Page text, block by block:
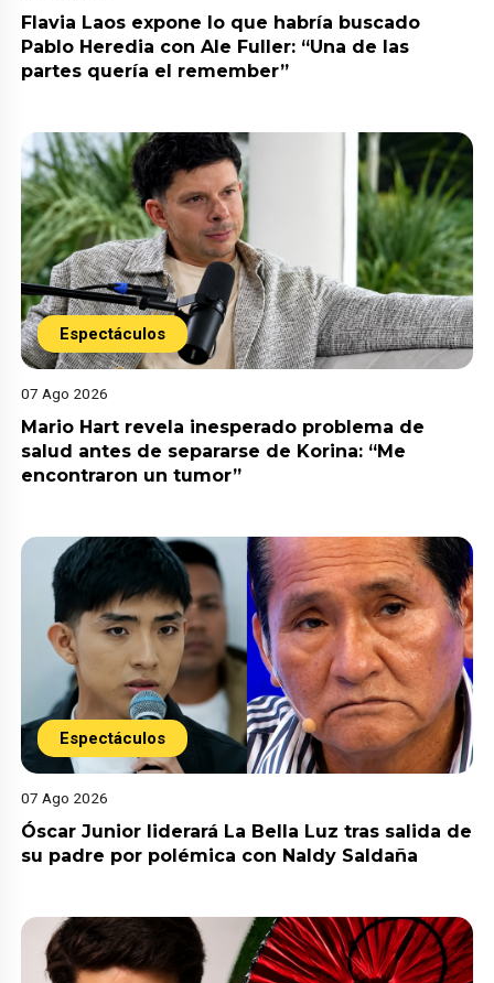
Flavia Laos expone lo que habría buscado
Pablo Heredia con Ale Fuller: “Una de las
partes quería el remember”
Espectáculos
07 Ago 2026
Mario Hart revela inesperado problema de
salud antes de separarse de Korina: “Me
encontraron un tumor”
Espectáculos
07 Ago 2026
Óscar Junior liderará La Bella Luz tras salida de
su padre por polémica con Naldy Saldaña